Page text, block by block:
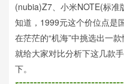
(nubia)Z7、小米NOTE(标
知道，1999元这个价位点是
在茫茫的“机海”中挑选出一
就给大家对比分析下这几款
下。